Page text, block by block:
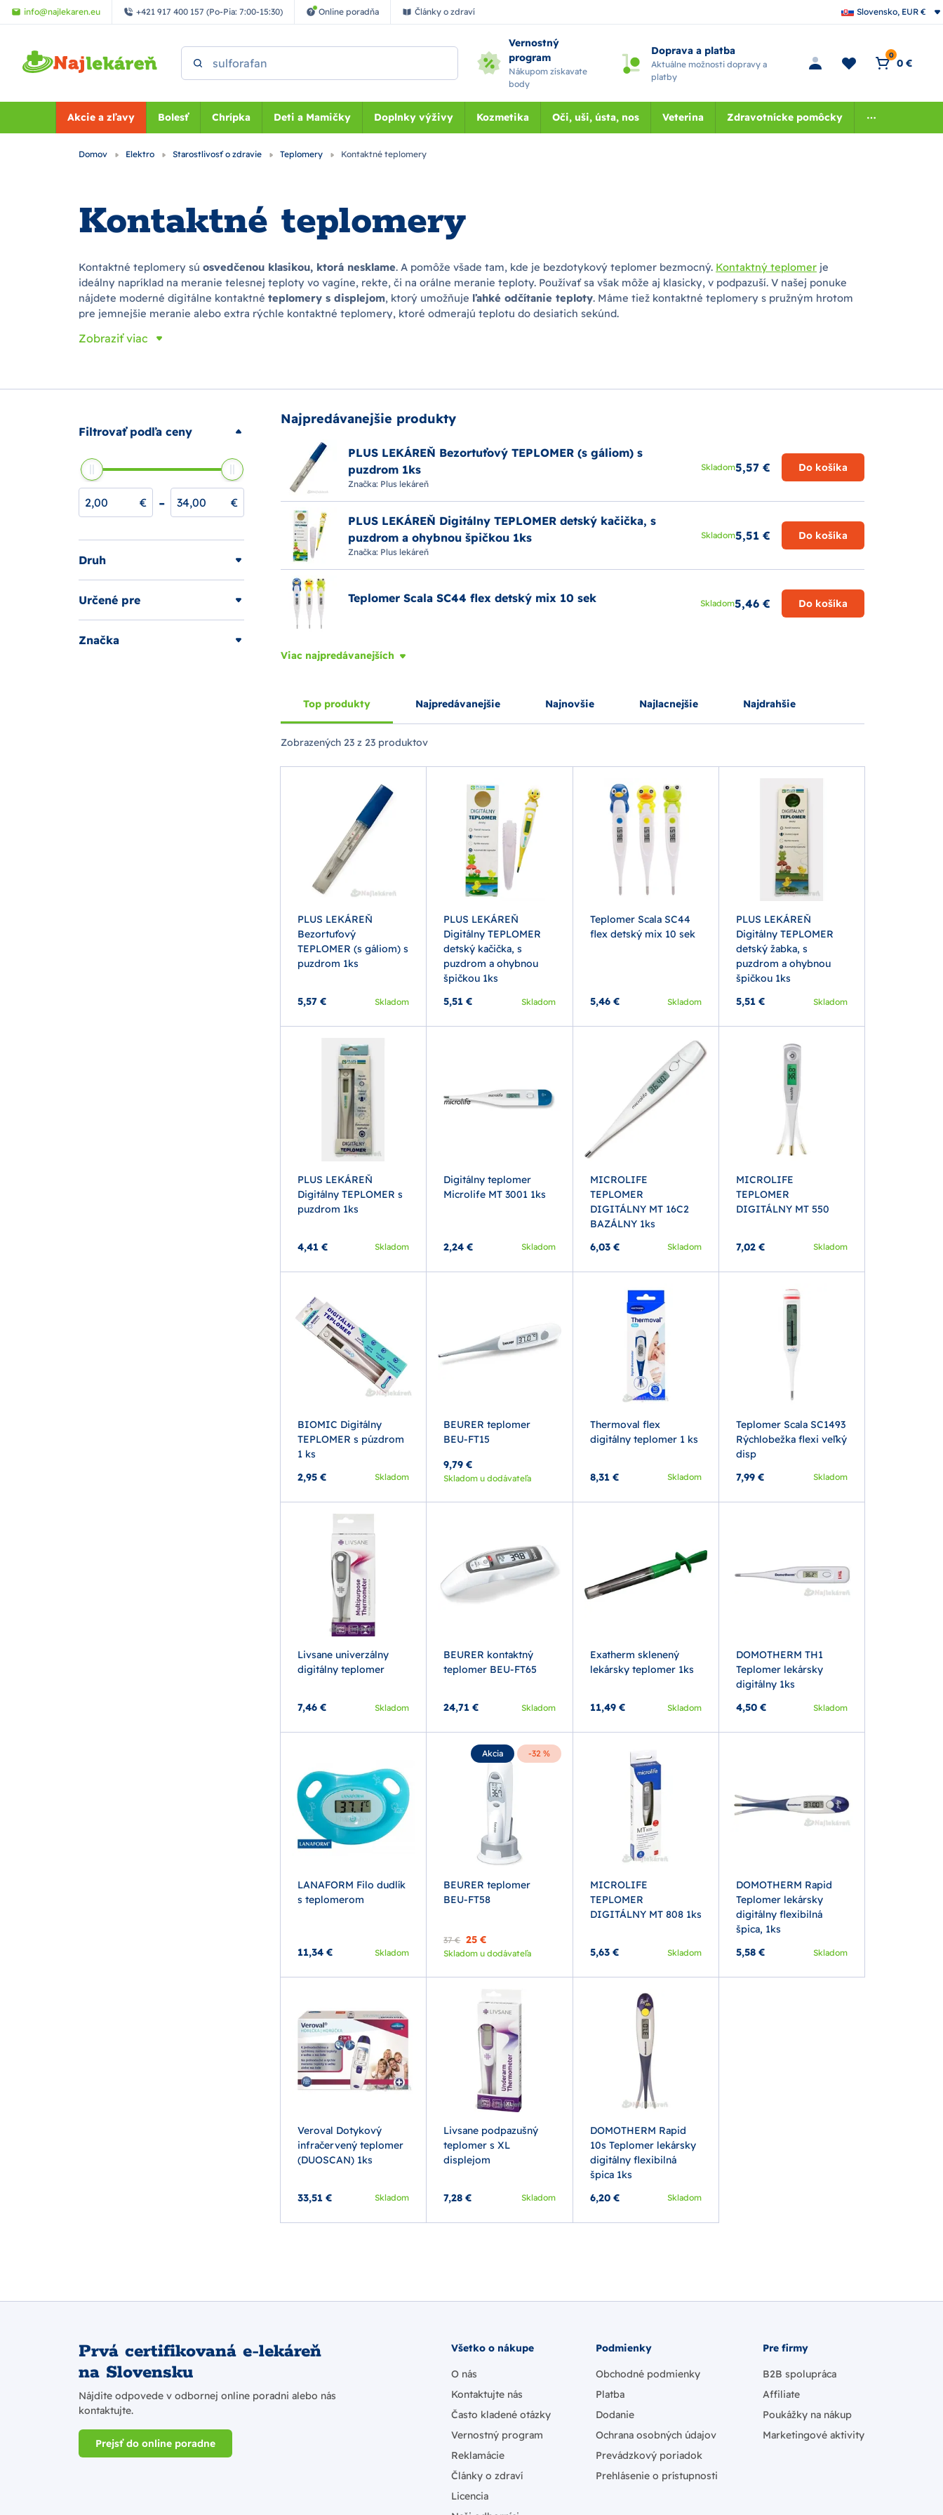
Preskočiť na hlavný obsah
info@najlekaren.eu +421 917 400 157 (Po-Pia: 7:00-15:30) Online poradňa Články o zdraví Slovensko, EUR €
Vernostný
program
Nákupom získavate
body
Doprava a platba
Aktuálne možnosti dopravy a
platby
0
0 €
Akcie a zľavy Bolesť Chrípka Deti a Mamičky Doplnky výživy Kozmetika Oči, uši, ústa, nos Veterina Zdravotnícke pomôcky
Domov Elektro Starostlivosť o zdravie Teplomery Kontaktné teplomery
Kontaktné teplomery
Kontaktné teplomery sú osvedčenou klasikou, ktorá nesklame. A pomôže všade tam, kde je bezdotykový teplomer bezmocný. Kontaktný teplomer je
ideálny napríklad na meranie telesnej teploty vo vagíne, rekte, či na orálne meranie teploty. Používať sa však môže aj klasicky, v podpazuší. V našej ponuke
nájdete moderné digitálne kontaktné teplomery s displejom, ktorý umožňuje ľahké odčítanie teploty. Máme tiež kontaktné teplomery s pružným hrotom
pre jemnejšie meranie alebo extra rýchle kontaktné teplomery, ktoré odmerajú teplotu do desiatich sekúnd.
Zobraziť viac
Filtrovať podľa ceny
€ - €
Druh
Určené pre
Značka
Najpredávanejšie produkty
PLUS LEKÁREŇ Bezortuťový TEPLOMER (s gáliom) s
puzdrom 1ks
Značka: Plus lekáreň
Skladom5,57 € Do košíka
PLUS LEKÁREŇ Digitálny TEPLOMER detský kačička, s
puzdrom a ohybnou špičkou 1ks
Značka: Plus lekáreň
Skladom5,51 € Do košíka
Teplomer Scala SC44 flex detský mix 10 sek Skladom5,46 € Do košíka
Viac najpredávanejších
Top produkty Najpredávanejšie Najnovšie Najlacnejšie Najdrahšie
Zobrazených 23 z 23 produktov
PLUS LEKÁREŇ
Bezortuťový
TEPLOMER (s gáliom) s
puzdrom 1ks
5,57 € Skladom
PLUS LEKÁREŇ
Digitálny TEPLOMER
detský kačička, s
puzdrom a ohybnou
špičkou 1ks
5,51 €
Skladom
Teplomer Scala SC44
flex detský mix 10 sek
5,46 € Skladom
PLUS LEKÁREŇ
Digitálny TEPLOMER
detský žabka, s
puzdrom a ohybnou
špičkou 1ks
5,51 €
Skladom
PLUS LEKÁREŇ
Digitálny TEPLOMER s
puzdrom 1ks
4,41 € Skladom
Digitálny teplomer
Microlife MT 3001 1ks
2,24 € Skladom
MICROLIFE
TEPLOMER
DIGITÁLNY MT 16C2
BAZÁLNY 1ks
6,03 €
Skladom
MICROLIFE
TEPLOMER
DIGITÁLNY MT 550
7,02 € Skladom
BIOMIC Digitálny
TEPLOMER s púzdrom
1 ks
2,95 €
Skladom
BEURER teplomer
BEU-FT15
9,79 €
Skladom u dodávateľa
Thermoval flex
digitálny teplomer 1 ks
8,31 € Skladom
Teplomer Scala SC1493
Rýchlobežka flexi veľký
disp
7,99 €
Skladom
Livsane univerzálny
digitálny teplomer
7,46 € Skladom
BEURER kontaktný
teplomer BEU-FT65
24,71 € Skladom
Exatherm sklenený
lekársky teplomer 1ks
11,49 € Skladom
DOMOTHERM TH1
Teplomer lekársky
digitálny 1ks
4,50 €
Skladom
LANAFORM Filo dudlík
s teplomerom
11,34 € Skladom
Akcia -32 %
BEURER teplomer
BEU-FT58
37 € 25 €
Skladom u dodávateľa
MICROLIFE
TEPLOMER
DIGITÁLNY MT 808 1ks
5,63 € Skladom
DOMOTHERM Rapid
Teplomer lekársky
digitálny flexibilná
špica, 1ks
5,58 €
Skladom
Veroval Dotykový
infračervený teplomer
(DUOSCAN) 1ks
33,51 € Skladom
Livsane podpazušný
teplomer s XL
displejom
7,28 € Skladom
DOMOTHERM Rapid
10s Teplomer lekársky
digitálny flexibilná
špica 1ks
6,20 €
Skladom
Prvá certifikovaná e-lekáreň
na Slovensku
Nájdite odpovede v odbornej online poradni alebo nás
kontaktujte.
Prejsť do online poradne
Všetko o nákupe
O nás
Kontaktujte nás
Často kladené otázky
Vernostný program
Reklamácie
Články o zdraví
Licencia
Podmienky
Obchodné podmienky
Platba
Dodanie
Ochrana osobných údajov
Prevádzkový poriadok
Prehlásenie o prístupnosti
Pre firmy
B2B spolupráca
Affiliate
Poukážky na nákup
Marketingové aktivity